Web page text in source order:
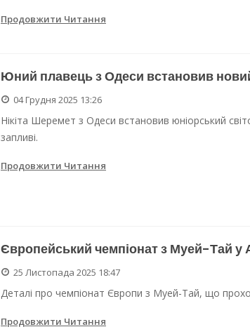
Продовжити Читання
Юний плавець з Одеси встановив
04 Грудня 2025 13:26
Нікіта Шеремет з Одеси встановив юніорський
запливі.
Продовжити Читання
Європейський чемпіонат з Муей-Тай у
25 Листопада 2025 18:47
Деталі про чемпіонат Європи з Муей-Тай, що
Продовжити Читання